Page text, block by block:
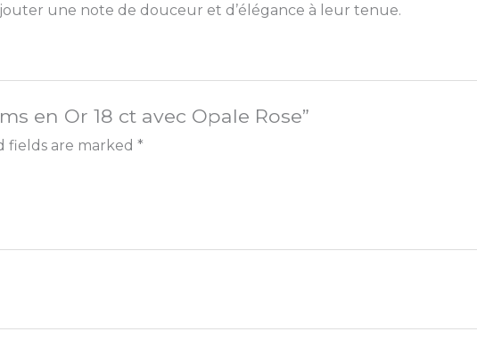
une note de douceur et d’élégance à leur tenue.
en Or 18 ct avec Opale Rose”
fields are marked *